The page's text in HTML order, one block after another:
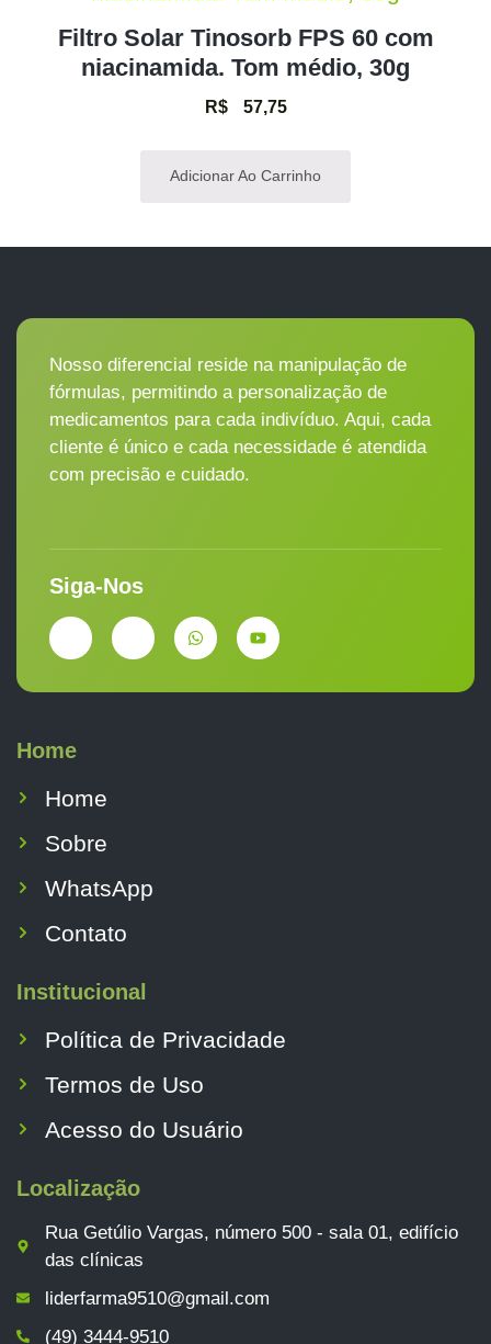
Filtro Solar Tinosorb FPS 60 com
niacinamida. Tom médio, 30g
R$57,75
Adicionar Ao Carrinho
Nosso diferencial reside na manipulação de
fórmulas, permitindo a personalização de
medicamentos para cada indivíduo. Aqui, cada
cliente é único e cada necessidade é atendida
com precisão e cuidado.
Siga-Nos
Home
Home
Sobre
WhatsApp
Contato
Institucional
Política de Privacidade
Termos de Uso
Acesso do Usuário
Localização
Rua Getúlio Vargas, número 500 - sala 01, edifício
das clínicas
liderfarma9510@gmail.com
(49) 3444-9510